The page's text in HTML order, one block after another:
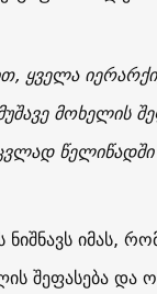
ყველა
მოხელის
ნიშნავს იმას,
შეფასება და